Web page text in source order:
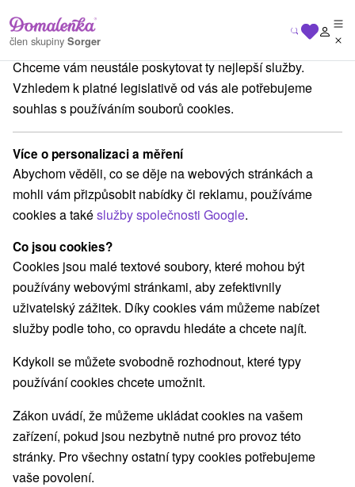
člen skupiny Sorger
Slovensko Žilinský kraj Terchová Veľký Kriváň Malá Fatra
Veľký Kriváň Malá Fatra
Domovská stránka
Navigovat do místa
Facebook
Malá FatraGPS:
N +49° 11' 14.73''
E +19° 1' 51.83''
Na vašem soukromí nám záleží
Chceme vám neustále poskytovat ty nejlepší služby.
Vzhledem k platné legislativě od vás ale potřebujeme
souhlas s používáním souborů cookies.
Více o personalizaci a měření
Abychom věděli, co se děje na webových stránkách a
mohli vám přizpůsobit nabídky či reklamu, používáme
cookies a takéslužby společnosti Google.
Co jsou cookies?
Cookies jsou malé textové soubory, které mohou být
používány webovými stránkami, aby zefektivnily
uživatelský zážitek. Díky cookies vám můžeme nabízet
služby podle toho, co opravdu hledáte a chcete najít.
Kdykoli se můžete svobodně rozhodnout, které typy
používání cookies chcete umožnit.
Zákon uvádí, že můžeme ukládat cookies na vašem
zařízení, pokud jsou nezbytně nutné pro provoz této
stránky. Pro všechny ostatní typy cookies potřebujeme
vaše povolení.